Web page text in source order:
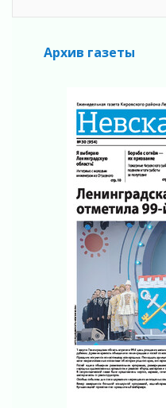
На лидирующих
Итоги конкурса
Ставка на
04 августа 2026
В Ленобласти
мобильного трафика
04 августа 2026
Полумрак бьёт по
04 августа 2026
Вниманию
04 августа 2026
Память, сталь и
04 августа 2026
Регион готовится к
04 августа 2026
Никакого
согласие
04 августа 2026
Архив газеты